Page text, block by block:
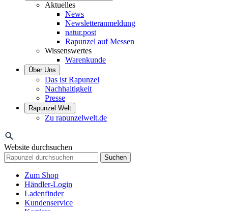
Aktuelles
News
Newsletteranmeldung
natur.post
Rapunzel auf Messen
Wissenswertes
Warenkunde
Über Uns
Das ist Rapunzel
Nachhaltigkeit
Presse
Rapunzel Welt
Zu rapunzelwelt.de
Website durchsuchen
Suchen
Zum Shop
Händler-Login
Ladenfinder
Kundenservice